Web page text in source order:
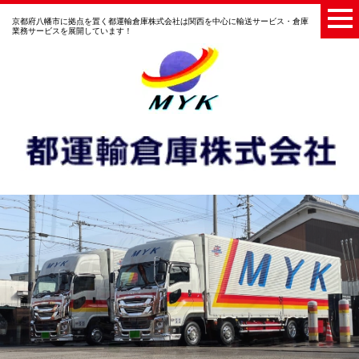
京都府八幡市に拠点を置く都運輸倉庫株式会社は関西を中心に輸送サービス・倉庫
業務サービスを展開しています！